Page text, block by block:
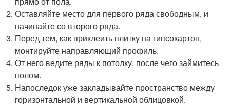
Оставляйте место для первого ряда свободным, и
начинайте со второго ряда.
Перед тем, как приклеить плитку на гипсокартон,
монтируйте направляющий профиль.
От него ведите ряды к потолку, после чего займитесь
полом.
Напоследок уже закладывайте пространство между
горизонтальной и вертикальной облицовкой.